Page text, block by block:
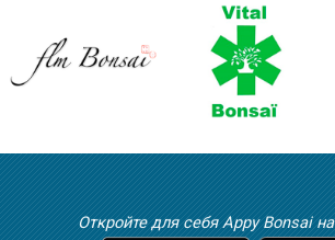
Откройте для себя Appy Bonsai